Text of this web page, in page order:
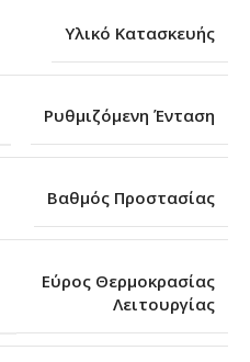
Υλικό Κατασκευής
Ρυθμιζόμενη Ένταση
Βαθμός Προστασίας
Εύρος Θερμοκρασίας
Λειτουργίας